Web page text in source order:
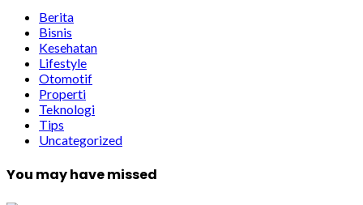
Berita
Bisnis
Kesehatan
Lifestyle
Otomotif
Properti
Teknologi
Tips
Uncategorized
You may have missed